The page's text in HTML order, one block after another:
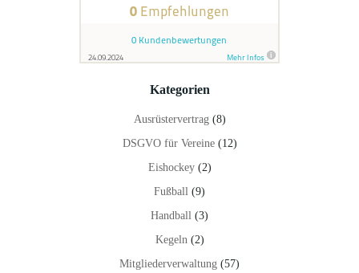
Kategorien
Ausrüstervertrag(8)
DSGVO für Vereine(12)
Eishockey(2)
Fußball (9)
Handball (3)
Kegeln(2)
Mitgliederverwaltung (57)